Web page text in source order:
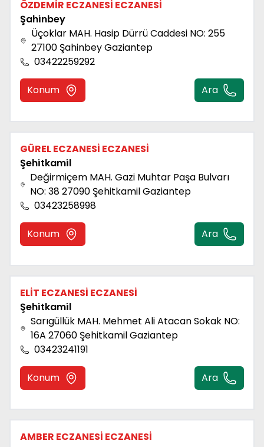
ÖZDEMİR ECZANESİ ECZANESİ
Şahi̇nbey
Üçoklar MAH. Hasip Dürrü Caddesi NO: 255
27100 Şahinbey Gaziantep
03422259292
Konum Ara
GÜREL ECZANESİ ECZANESİ
Şehi̇tkami̇l
Değirmiçem MAH. Gazi Muhtar Paşa Bulvarı
NO: 38 27090 Şehitkamil Gaziantep
03423258998
Konum Ara
ELİT ECZANESİ ECZANESİ
Şehi̇tkami̇l
Sarıgüllük MAH. Mehmet Ali Atacan Sokak NO:
16A 27060 Şehitkamil Gaziantep
03423241191
Konum Ara
AMBER ECZANESİ ECZANESİ